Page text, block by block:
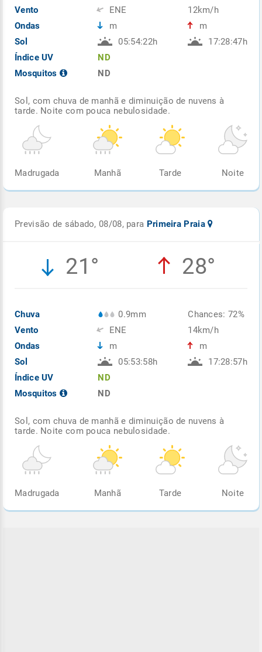
Vento
Ondas
Sol
Índice UV
Mosquitos
ENE
m
05:54:22h
ND
ND
12km/h
m
17:28:47h
Sol, com chuva de manhã e diminuição de nuvens à
tarde. Noite com pouca nebulosidade.
Madrugada Manhã Tarde Noite
Previsão de sábado, 08/08, para Primeira Praia
21° 28°
Chuva
Vento
Ondas
Sol
Índice UV
Mosquitos
0.9mm
ENE
m
05:53:58h
ND
ND
Chances: 72%
14km/h
m
17:28:57h
Sol, com chuva de manhã e diminuição de nuvens à
tarde. Noite com pouca nebulosidade.
Madrugada Manhã Tarde Noite